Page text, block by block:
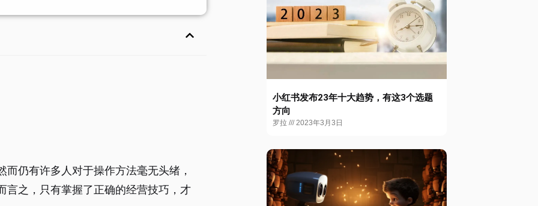
仍有许多人对于操作方法毫无头绪，
言之，只有掌握了正确的经营技巧，才
小红书发布23年十大趋势，有这3个选题
方向
罗拉 2023年3月3日